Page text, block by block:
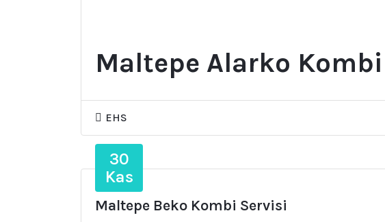
Maltepe Alarko
EHS
30
Kas
Maltepe Beko Kombi Servisi